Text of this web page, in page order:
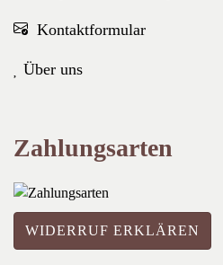
Kontaktformular
Über uns
Zahlungsarten
WIDERRUF ERKLÄREN